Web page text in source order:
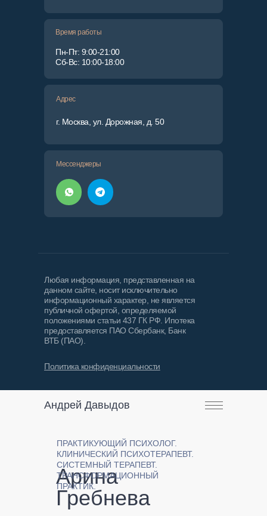
Пн-Пт: 9:00-21:00
Сб-Вс: 10:00-18:00
Время работы
Мессенджеры
г. Москва, ул. Дорожная, д. 50
Адрес
Политика конфиденциальности
Любая информация, представленная на
данном сайте, носит исключительно
информационный характер, не является
публичной офертой, определяемой
положениями статьи 437 ГК РФ. Ипотека
предоставляется ПАО Сбербанк, Банк
ВТБ (ПАО).
Андрей Давыдов
Связаться
Арина
Гребнева
ПРАКТИКУЮЩИЙ ПСИХОЛОГ.
КЛИНИЧЕСКИЙ ПСИХОТЕРАПЕВТ.
СИСТЕМНЫЙ ТЕРАПЕВТ.
ТРАНСФОРМАЦИОННЫЙ
ПРАКТИК.